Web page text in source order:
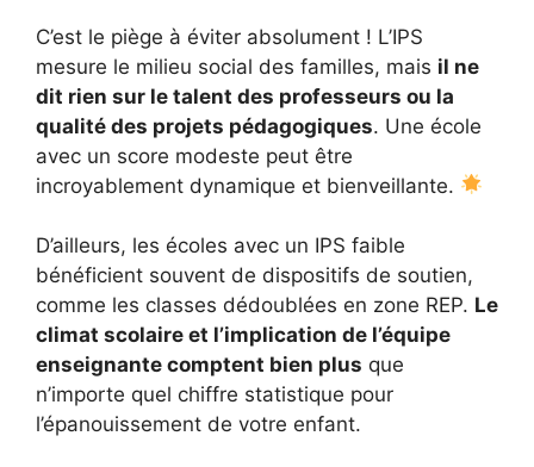
C’est le piège à éviter absolument ! L’IPS
mesure le milieu social des familles, mais il ne
dit rien sur le talent des professeurs ou la
qualité des projets pédagogiques. Une école
avec un score modeste peut être
incroyablement dynamique et bienveillante.
D’ailleurs, les écoles avec un IPS faible
bénéficient souvent de dispositifs de soutien,
comme les classes dédoublées en zone REP. Le
climat scolaire et l’implication de l’équipe
enseignante comptent bien plus que
n’importe quel chiffre statistique pour
l’épanouissement de votre enfant.